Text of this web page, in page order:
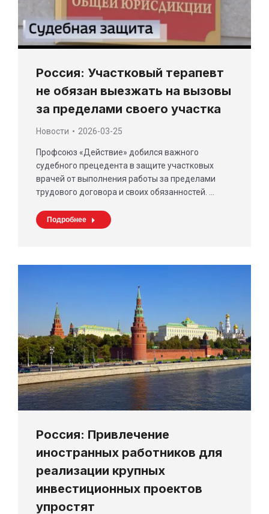
Россия: Участковый терапевт
не обязан выезжать на вызовы
за пределами своего участка
Новости 2026-03-25
Профсоюз «Действие» добился важного
судебного прецедента в защите участковых
врачей от выполнения работы за пределами
трудового договора и своих обязанностей. …
Подробнее
Россия: Привлечение
иностранных работников для
реализации крупных
инвестиционных проектов
упростят